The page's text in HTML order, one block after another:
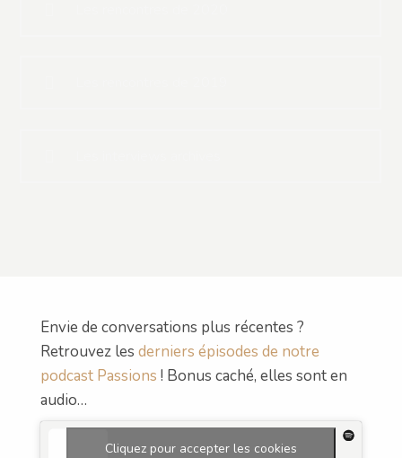
Envie de conversations plus récentes ?
Retrouvez les derniers épisodes de notre
podcast Passions ! Bonus caché, elles sont en
audio…
Cliquez pour accepter les cookies